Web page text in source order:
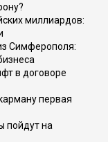
миллиардов:
Симферополя:
в договоре
первая
пойдут на